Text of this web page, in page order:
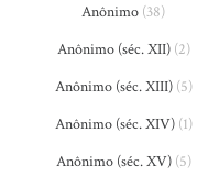
Anônimo (38)
Anônimo (séc. XII)(2)
Anônimo (séc. XIII)(5)
Anônimo (séc. XIV)(1)
Anônimo (séc. XV)(5)